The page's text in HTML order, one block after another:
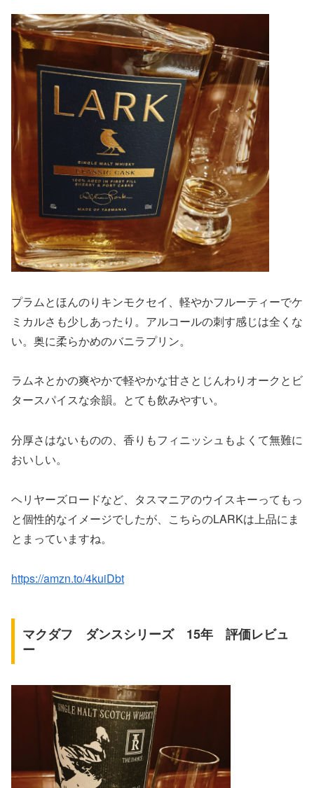
プラムとほんのりキンモクセイ、軽やかフルーティーでケ
ミカルさも少しあったり。アルコールの刺す感じは全くな
い。奥に柔らかめのバニラプリン。
ラムネとかの爽やかで軽やかな甘さとじんわりオークとビ
タースパイスな余韻。とても飲みやすい。
分厚さはないものの、香りもフィニッシュもよくて無難に
おいしい。
ヘリヤーズロードなど、タスマニアのウイスキーってもっ
と個性的なイメージでしたが、こちらのLARKは上品にま
とまっていますね。
https://amzn.to/4kuiDbt
マクダフ ダンスシリーズ 15年 評価レビュ
ー